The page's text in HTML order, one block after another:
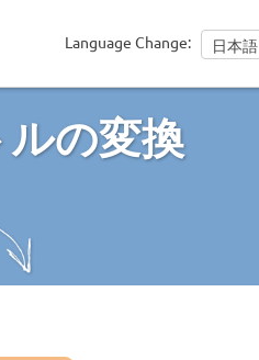
Language Change: 日本語
の変換